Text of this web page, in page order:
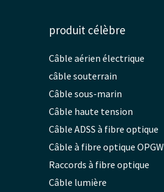
produit célèbre
Câble aérien électrique
câble souterrain
Câble sous-marin
Câble haute tension
Câble ADSS à fibre optique
Câble à fibre optique OPGW
Raccords à fibre optique
Câble lumière